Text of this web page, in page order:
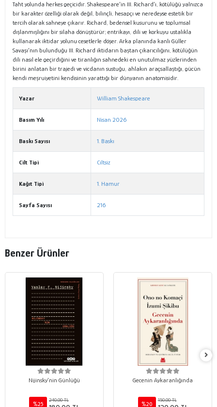
Taht yolunda herkes geçicidir. Shakespeare’in III. Richard’ı, kötülüğü yalnızca
bir karakter özelliği olarak değil, bilinçli, hesapçı ve neredeyse estetik bir
tercih olarak sahneye çıkarır. Richard, bedensel kusurunu ve toplumsal
dışlanmışlığını bir silaha dönüştürür; entrikayı, dili ve korkuyu ustalıkla
kullanarak iktidar yolunu cesetlerle döşer. Arka planında kanlı Güller
Savaşı’nın bulunduğu III. Richard iktidarın baştan çıkarıcılığını, kötülüğün
dili nasıl ele geçirdiğini ve tiranlığın sahnedeki en unutulmaz yüzlerinden
birini anlatan bir trajedi ve vicdanın sustuğu, ahlakın araçsallaştığı, gücün
kendi meşruiyetini kendisinin yarattığı bir dünyanın anatomisidir.
Yazar William Shakespeare
Basım Yılı Nisan 2026
Baskı Sayısı 1. Baskı
Cilt Tipi Ciltsiz
Kağıt Tipi 1. Hamur
Sayfa Sayısı 216
Benzer Ürünler
Nijinsky’nin Günlüğü
%25
240,00 TL
Gecenin Aykaranlığında
%20
150,00 TL